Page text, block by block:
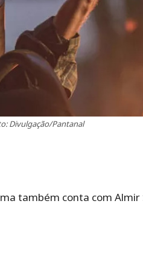
Divulgação/Pantanal
também conta com Almir